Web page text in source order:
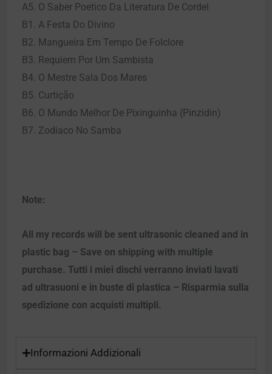
A5. O Saber Poetico Da Literatura De Cordel
B1. A Festa Do Divino
B2. Mangueira Em Tempo De Folclore
B3. Requiem Por Um Sambista
B4. O Mestre Sala Dos Mares
B5. Curtição
B6. O Mundo Melhor De Pixinguinha (Pinzidin)
B7. Zodiaco No Samba
Note:
All my records will be sent ultrasonic cleaned and in
plastic bag – Save on shipping with multiple
purchase. Tutti i miei dischi verranno inviati lavati
ad ultrasuoni e in buste di plastica – Risparmia sulla
spedizione con acquisti multipli.
Informazioni Addizionali